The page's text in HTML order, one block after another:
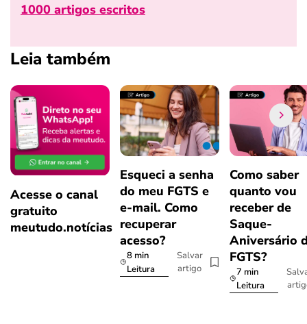
1000 artigos escritos
Leia também
Acesse o canal
gratuito
meutudo.notícias
Esqueci a senha
do meu FGTS e
e-mail. Como
recuperar
acesso?
8 min
Leitura
Salvar
artigo
Como saber
quanto vou
receber de
Saque-
Aniversário
FGTS?
7 min
Leitura